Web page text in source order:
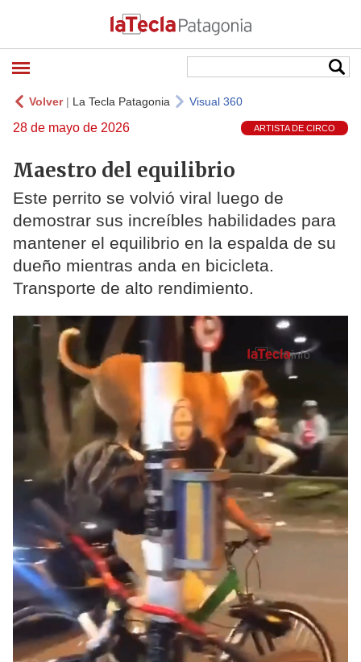
Volver| La Tecla Patagonia Visual 360
28 de mayo de 2026 ARTISTA DE CIRCO
Maestro del equilibrio
Este perrito se volvió viral luego de
demostrar sus increíbles habilidades para
mantener el equilibrio en la espalda de su
dueño mientras anda en bicicleta.
Transporte de alto rendimiento.